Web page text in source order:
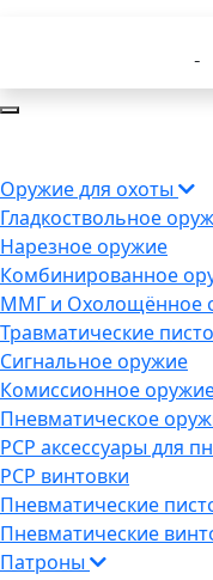
Оружие для охоты
Гладкоствольное
Нарезное оружие
Комбинированное
ММГ и Охолощённое
Травматические
Сигнальное оружие
Комиссионное
Пневматическое
PCP аксессуары для
PCP винтовки
Пневматические
Пневматические
Патроны